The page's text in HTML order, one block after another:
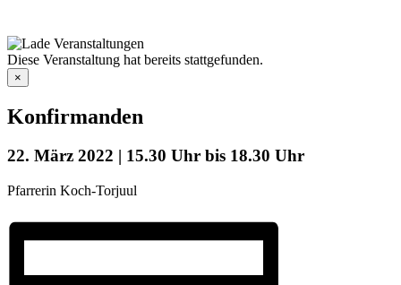
Diese Veranstaltung hat bereits stattgefunden.
×
Konfirmanden
22. März 2022 | 15.30 Uhr bis 18.30 Uhr
Pfarrerin Koch-Torjuul